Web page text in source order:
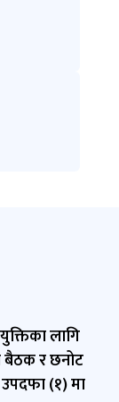
लागि
बैठक र छनोट
(१) मा